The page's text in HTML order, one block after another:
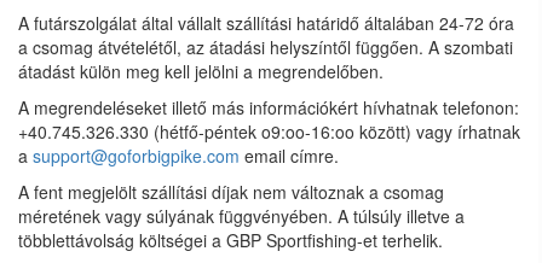
A futárszolgálat által vállalt szállítási határidő általában 24-72 óra
a csomag átvételétől, az átadási helyszíntől függően. A szombati
átadást külön meg kell jelölni a megrendelőben.
A megrendeléseket illető más információkért hívhatnak telefonon:
+40.745.326.330 (hétfő-péntek o9:oo-16:oo között) vagy írhatnak
a support@goforbigpike.com email címre.
A fent megjelölt szállítási díjak nem változnak a csomag
méretének vagy súlyának függvényében. A túlsúly illetve a
többlettávolság költségei a GBP Sportfishing-et terhelik.